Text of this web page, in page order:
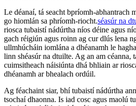
Le déanaí, tá seacht bpríomh-abhantrach
go hiomlán sa phríomh-riocht.séasúr na
riosca tubaistí nádúrtha níos déine agus
gach réigiún agus roinn ag cur dlús lena
ullmhúcháin iomlána a dhéanamh le
linn shéasúr na dtuilte. Ag an am céanna,
cuimsitheach náisiúnta dhá bhliain ar
dhéanamh ar bhealach ordúil.
Ag féachaint siar, bhí tubaistí nádúrtha
tsochaí dhaonna. Is iad cosc ​​agus maolú